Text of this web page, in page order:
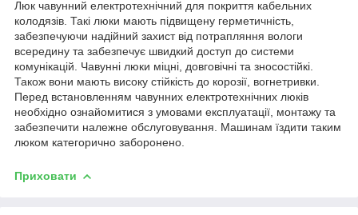
Люк чавунний електротехнічний для покриття кабельних
колодязів. Такі люки мають підвищену герметичність,
забезпечуючи надійний захист від потрапляння вологи
всередину та забезпечує швидкий доступ до системи
комунікацій. Чавунні люки міцні, довговічні та зносостійкі.
Також вони мають високу стійкість до корозії, вогнетривки.
Перед встановленням чавунних електротехнічних люків
необхідно ознайомитися з умовами експлуатації, монтажу та
забезпечити належне обслуговування. Машинам їздити таким
люком категорично заборонено.
Приховати